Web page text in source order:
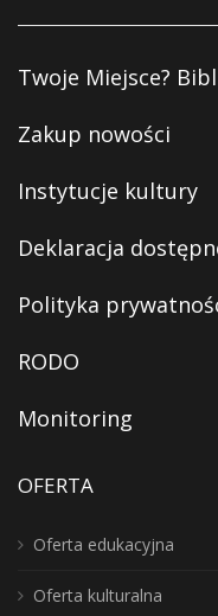
Twoje Miejsce?
Zakup nowości
Instytucje kultury
Deklaracja
Polityka
RODO
Monitoring
OFERTA
Oferta edukacyjna
Oferta kulturalna